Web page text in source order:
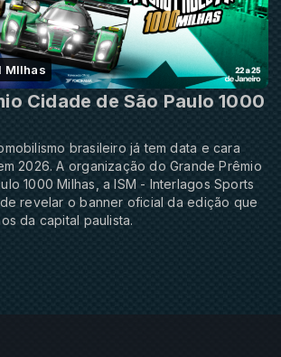
MIlhas
Cidade de São Paulo 1000
brasileiro já tem data e cara
2026. A organização do Grande Prêmio
1000 Milhas, a ISM - Interlagos Sports
revelar o banner oficial da edição que
da capital paulista.